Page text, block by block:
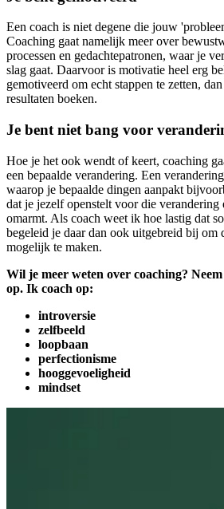
Een coach is niet degene die jouw
Coaching gaat namelijk meer over
processen en gedachtepatronen, waar je
slag gaat. Daarvoor is motivatie heel erg
gemotiveerd om echt stappen te zetten,
resultaten boeken.
Je bent niet bang voor
Hoe je het ook wendt of keert, coaching
een bepaalde verandering. Een
waarop je bepaalde dingen aanpakt
dat je jezelf openstelt voor die verandering
omarmt. Als coach weet ik hoe lastig dat
begeleid je daar dan ook uitgebreid bij om
mogelijk te maken.
Wil je meer weten over coaching?
op. Ik coach op:
introversie
zelfbeeld
loopbaan
perfectionisme
hooggevoeligheid
mindset